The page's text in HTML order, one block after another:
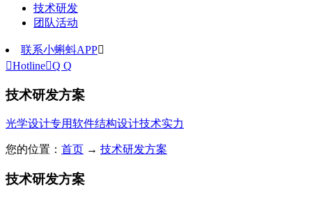
技术研发
团队活动
联系小蝌蚪APP
HotlineQ Q
技术研发方案
光学设计专用软件结构设计技术实力
您的位置： 首页 → 技术研发方案
技术研发方案